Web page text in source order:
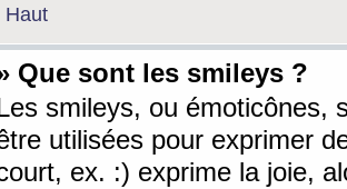
Haut
Que sont les smileys ?
smileys, ou émoticônes,
utilisées pour exprimer
ex. :) exprime la joie,